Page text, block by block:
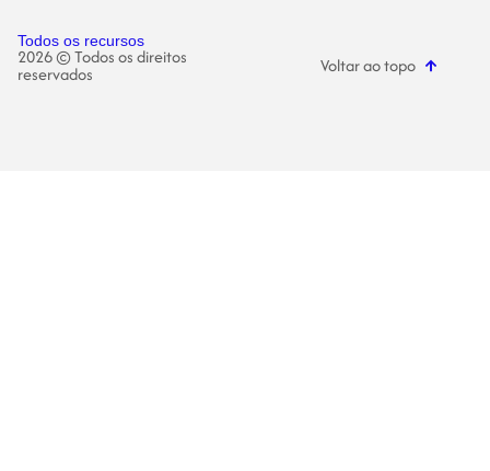
Todos os recursos
2026 © Todos os direitos
reservados Voltar ao topo